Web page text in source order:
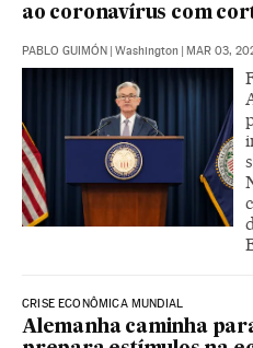
ao coronavírus com
PABLO GUIMÓN | Washington | MAR 03,
CRISE ECONÔMICA MUNDIAL
Alemanha caminha